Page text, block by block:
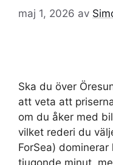
maj 1, 2026 av
Ska du över
att veta att
om du åker med
vilket rederi du
ForSea)
tjugonde minut,